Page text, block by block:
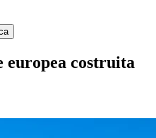
europea costruita